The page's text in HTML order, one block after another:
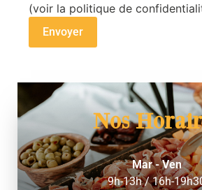
(voir la politique de
Nos
Mar - Ven
9h-13h / 16h-